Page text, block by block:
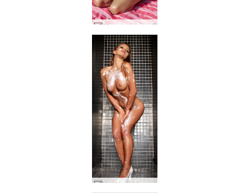
Alisa plantureuse #9
Lisa Marie Nivea #33